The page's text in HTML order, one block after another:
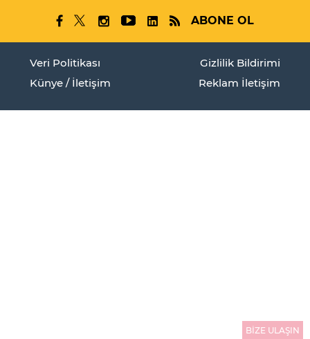
ABONE OL
Veri Politikası
Gizlilik Bildirimi
Künye / İletişim
Reklam İletişim
BİZE ULAŞIN